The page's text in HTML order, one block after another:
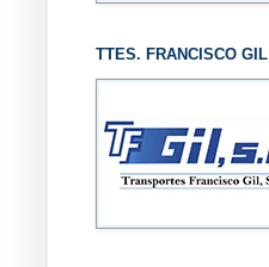
TTES. FRANCISCO GIL